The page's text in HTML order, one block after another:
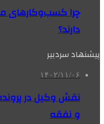
چرا کسب‌وکارهای
دارند؟
پیشنهاد سردبیر
۱۴۰۲/۱۱/۰۶
نقش وکیل در
و نفقه